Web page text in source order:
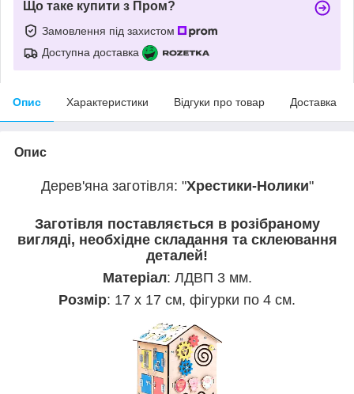
Що таке купити з Пром?
Замовлення під захистом
Доступна доставка
Опис Характеристики Відгуки про товар Доставка
Опис
Дерев'яна заготівля: "Хрестики-Нолики"
Заготівля поставляється в розібраному
вигляді, необхідне складання та склеювання
деталей!
Матеріал: ЛДВП 3 мм.
Розмір: 17 х 17 см, фігурки по 4 см.